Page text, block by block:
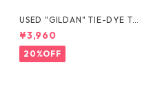
USED "GILDAN" TIE-DYE TE
E
¥3,960
20%OFF